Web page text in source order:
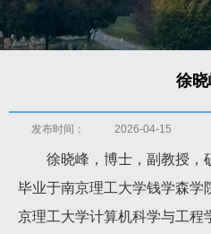
徐
发布时间： 2026-04-15
徐晓峰，博士，副教授，
毕业于南京理工大学钱学森学
京理工大学计算机科学与工程